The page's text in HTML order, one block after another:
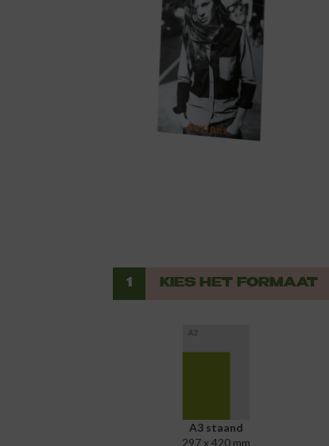
1 KIES HET FORMAAT
A3 staand
297 x 420 mm